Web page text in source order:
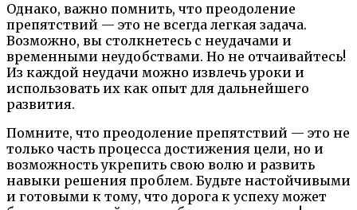
Однако, важно помнить, что преодоление
препятствий — это не всегда легкая задача.
Возможно, вы столкнетесь с неудачами и
временными неудобствами. Но не отчаивайтесь!
Из каждой неудачи можно извлечь уроки и
использовать их как опыт для дальнейшего
развития.
Помните, что преодоление препятствий — это не
только часть процесса достижения цели, но и
возможность укрепить свою волю и развить
навыки решения проблем. Будьте настойчивыми
и готовыми к тому, что дорога к успеху может